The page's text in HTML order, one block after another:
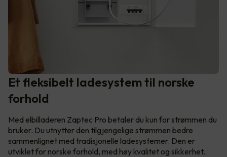
Et fleksibelt ladesystem til norske
forhold
Med elbilladeren Zaptec Pro betaler du kun for strømmen du
bruker. Du utnytter den tilgjengelige strømmen bedre
sammenlignet med tradisjonelle ladesystemer. Den er
utviklet for norske forhold, med høy kvalitet og sikkerhet.